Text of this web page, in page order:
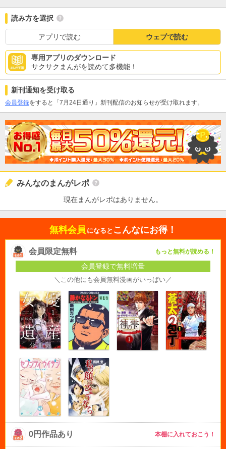
読み方を選択
アプリで読む ウェブで読む
専用アプリのダウンロード
サクサクまんがを読めて多機能！
新刊通知を受け取る
会員登録をすると「7月24日通り」新刊配信のお知らせが受け取れます。
みんなのまんがレポ
現在まんがレポはありません。
無料会員 になると こんなにお得！
会員限定無料 もっと無料が読める！
会員登録で無料増量
＼この他にも会員無料漫画がいっぱい／
0円作品あり 本棚に入れておこう！